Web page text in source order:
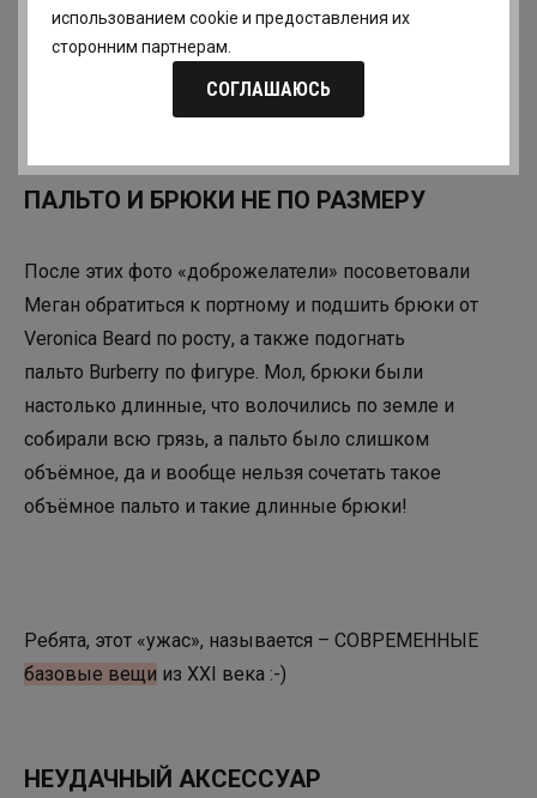
использованием cookie и предоставления их
сторонним партнерам.
СОГЛАШАЮСЬ
ПАЛЬТО И БРЮКИ НЕ ПО РАЗМЕРУ
После этих фото «доброжелатели» посоветовали
Меган обратиться к портному и подшить брюки от
Veronica Beard по росту, а также подогнать
пальто Burberry по фигуре. Мол, брюки были
настолько длинные, что волочились по земле и
собирали всю грязь, а пальто было слишком
объёмное, да и вообще нельзя сочетать такое
объёмное пальто и такие длинные брюки!
Ребята, этот «ужас», называется – СОВРЕМЕННЫЕ
базовые вещи из XXI века :-)
НЕУДАЧНЫЙ АКСЕССУАР